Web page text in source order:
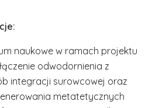
naukowe w ramach projektu
odwodornienia z
integracji surowcowej oraz
metatetycznych